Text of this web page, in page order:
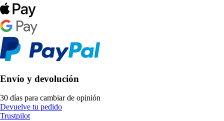
Envío y devolución
30 días para cambiar de opinión
Devuelve tu pedido
Trustpilot